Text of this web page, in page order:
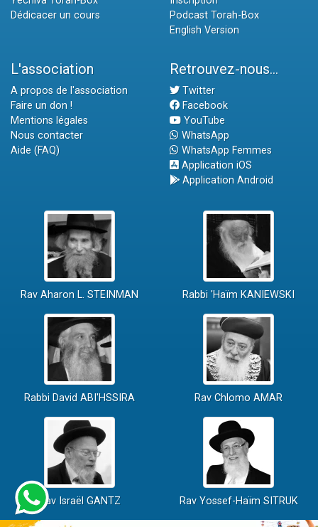
Dédicacer un cours
Podcast Torah-Box
English Version
L'association
A propos de l'association
Faire un don !
Mentions légales
Nous contacter
Aide (FAQ)
Retrouvez-nous...
Twitter
Facebook
YouTube
WhatsApp
WhatsApp Femmes
Application iOS
Application Android
Rav Aharon L. STEINMAN Rabbi 'Haïm KANIEWSKI
Rabbi David ABI'HSSIRA Rav Chlomo AMAR
Rav Israël GANTZ Rav Yossef-Haïm SITRUK